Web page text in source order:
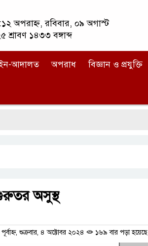
অপরাহ্ন, রবিবার, ০৯ অগাস্ট
শ্রাবণ ১৪৩৩ বঙ্গাব্দ
আদালত অপরাধ বিজ্ঞান ও প্রযুক্তি
অসুস্থ
শুক্রবার, ৪ অক্টোবর ২০২৪ ১৬৯ বার পড়া হয়েছে